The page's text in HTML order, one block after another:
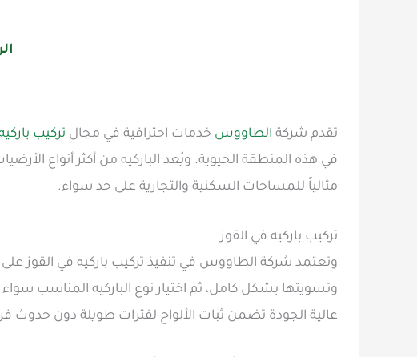
تقدم شركة الطاووس خدمات احترافية في مجال تركيب
في هذه المنطقة الحيوية. ويُعد الباركيه من أكثر أنواع
مثالياً للمساحات السكنية والتجارية على حد سواء.
تركيب باركيه في القوز
وتعتمد شركة الطاووس في تنفيذ تركيب باركيه في
وتسويتها بشكل كامل، ثم اختيار نوع الباركيه المناسب
عالية الجودة تضمن ثبات الألواح لفترات طويلة دون حدوث